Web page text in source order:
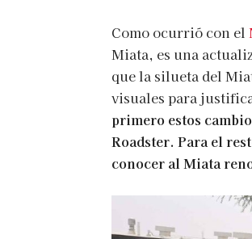
Como ocurrió con el
Miata, es una
que la silueta del
visuales para
primero estos
Roadster. Para el
conocer al Miata